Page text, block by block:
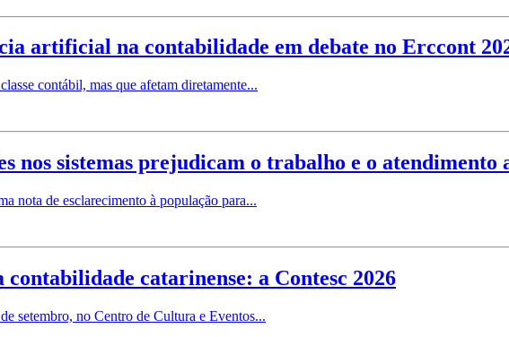
artificial na contabilidade em debate no Erccont
contábil, mas que afetam diretamente...
nos sistemas prejudicam o trabalho e o atendimento
nota de esclarecimento à população para...
catarinense: a Contesc 2026
setembro, no Centro de Cultura e Eventos...